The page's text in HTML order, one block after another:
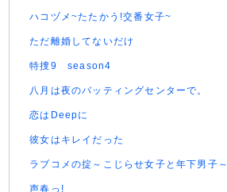
ハコヅメ~たたかう!交番女子~
ただ離婚してないだけ
特捜9 season4
八月は夜のバッティングセンターで。
恋はDeepに
彼女はキレイだった
ラブコメの掟～こじらせ女子と年下男子～
声春っ!